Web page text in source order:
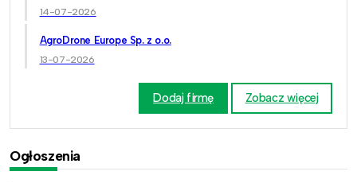
14-07-2026
AgroDrone Europe Sp. z o.o.
13-07-2026
Dodaj firmę Zobacz więcej
Ogłoszenia